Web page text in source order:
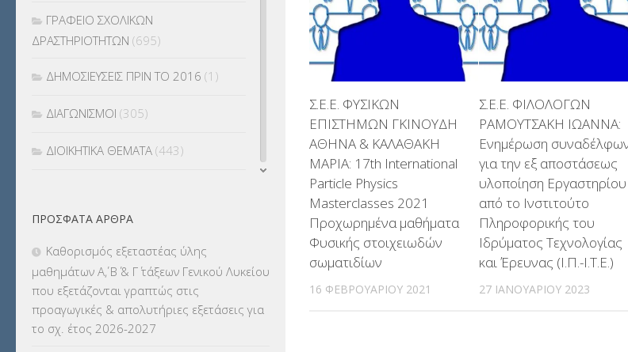
Σ.Ε.Ε. ΦΥΣΙΚΩΝ
ΕΠΙΣΤΗΜΩΝ ΓΚΙΝΟΥΔΗ
ΑΘΗΝΑ & ΚΑΛΑΘΑΚΗ
ΜΑΡΙΑ: 17th International
Particle Physics
Masterclasses 2021
Προχωρημένα μαθήματα
Φυσικής στοιχειωδών
σωματιδίων
16 ΦΕΒΡΟΥΑΡΊΟΥ 2021
Σ.Ε.Ε. ΦΙΛΟΛΟΓΩΝ
ΡΑΜΟΥΤΣΑΚΗ ΙΩΑΝΝΑ:
Ενημέρωση
για την εξ αποστάσεως
υλοποίηση Εργαστηρίου
από το Ινστιτούτο
Πληροφορικής του
Ιδρύματος Τεχνολογίας
και Έρευνας (Ι.Π.-Ι.Τ.Ε.)
27 ΙΑΝΟΥΑΡΊΟΥ 2023
ΓΡΑΦΕΙΟ ΣΧΟΛΙΚΩΝ
ΔΡΑΣΤΗΡΙΟΤΗΤΩΝ (695)
ΔΗΜΟΣΙΕΥΣΕΙΣ ΠΡΙΝ ΤΟ 2016 (1)
ΔΙΑΓΩΝΙΣΜΟΙ (305)
ΔΙΟΙΚΗΤΙΚΑ ΘΕΜΑΤΑ (443)
ΕΚΔΡΟΜΕΣ(7.354)
ΕΚΠΑΙΔΕΥΤΙΚΑ ΘΕΜΑΤΑ (2.823)
ΕΠΑΛ(366)
ΕΠΙΜΟΡΦΩΣΗ Τ.Π.Ε.
ΠΡΌΣΦΑΤΑ ΆΡΘΡΑ
Καθορισμός εξεταστέας ύλης
μαθημάτων Α΄, Β΄ & Γ΄ τάξεων Γενικού Λυκείου
που εξετάζονται γραπτώς στις
προαγωγικές & απολυτήριες εξετάσεις για
το σχ. έτος 2026-2027